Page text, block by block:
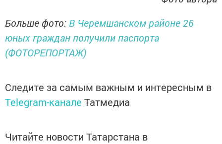
Больше фото: В Черемшанском районе 26
юных граждан получили паспорта
(ФОТОРЕПОРТАЖ)
Следите за самым важным и интересным в
Telegram-канале Татмедиа
Читайте новости Татарстана в